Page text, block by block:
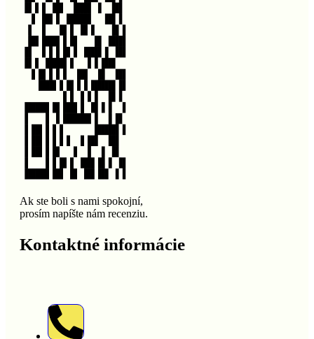
Ak ste boli s nami spokojní,
prosím napíšte nám recenziu.
Kontaktné informácie